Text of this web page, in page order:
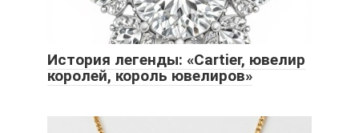
История легенды: «Cartier, ювелир
королей, король ювелиров»